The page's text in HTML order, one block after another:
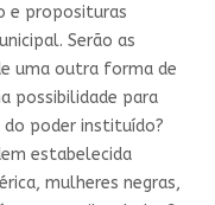
e proposituras
Serão as
uma outra forma de
possibilidade para
do poder instituído?
estabelecida
mulheres negras,